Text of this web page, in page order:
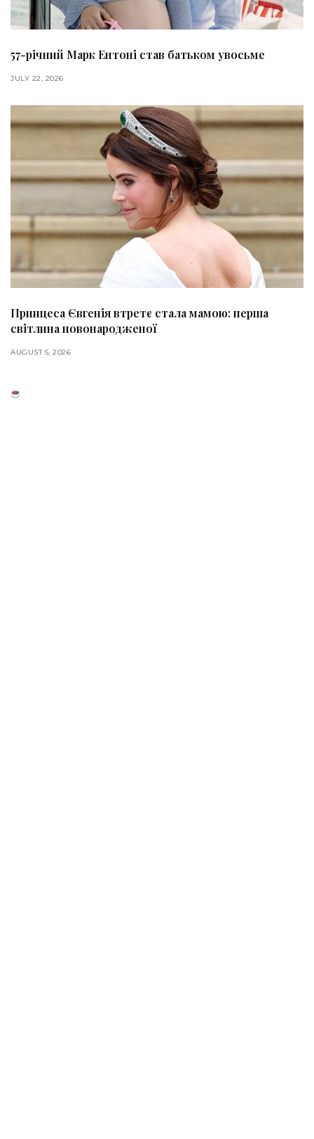
57-річний Марк Ентоні став батьком увосьме
JULY 22, 2026
Принцеса Євгенія втретє стала мамою: перша
світлина новонародженої
AUGUST 5, 2026